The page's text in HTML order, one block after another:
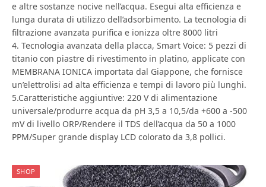
e altre sostanze nocive nell’acqua. Esegui alta efficienza e
lunga durata di utilizzo dell’adsorbimento. La tecnologia di
filtrazione avanzata purifica e ionizza oltre 8000 litri
4. Tecnologia avanzata della placca, Smart Voice: 5 pezzi di
titanio con piastre di rivestimento in platino, applicate con
MEMBRANA IONICA importata dal Giappone, che fornisce
un’elettrolisi ad alta efficienza e tempi di lavoro più lunghi.
5.Caratteristiche aggiuntive: 220 V di alimentazione
universale/produrre acqua da pH 3,5 a 10,5/da +600 a -500
mV di livello ORP/Rendere il TDS dell’acqua da 50 a 1000
PPM/Super grande display LCD colorato da 3,8 pollici.
SHOP